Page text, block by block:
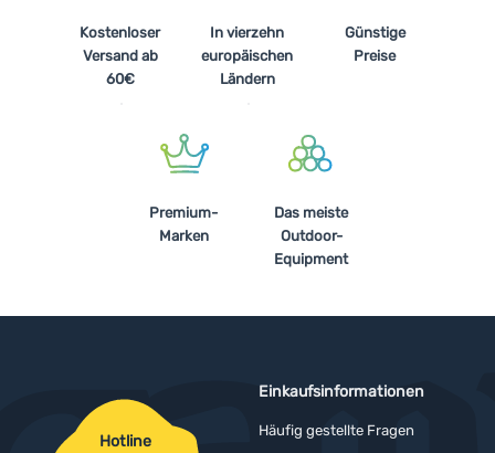
Kostenloser
Versand ab
60€
In vierzehn
europäischen
Ländern
Günstige
Preise
Premium-
Marken
Das meiste
Outdoor-
Equipment
Einkaufsinformationen
Häufig gestellte Fragen
Hotline